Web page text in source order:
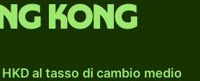
Kong
al tasso di cambio medio